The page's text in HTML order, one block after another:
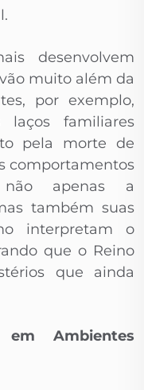
desenvolvem
muito além da
por exemplo,
laços familiares
pela morte de
comportamentos
apenas a
também suas
interpretam o
que o Reino
que ainda
em Ambientes